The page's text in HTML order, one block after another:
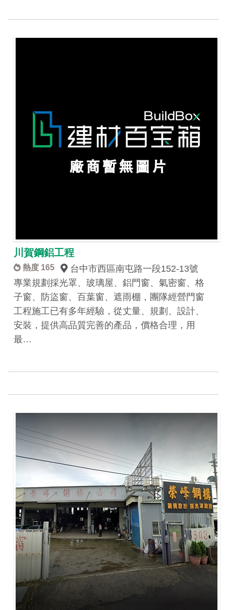
川賀鋼鋁工程
熱度 165
台中市西區南屯路一段152-13號
專業規劃採光罩、玻璃屋、鋁門窗、氣密窗、格
子窗、防盜窗、百葉窗、遮雨棚，團隊經營門窗
工程施工已有多年經驗，從丈量、規劃、設計、
安裝，提供高品質完善的產品，價格合理，用
最…